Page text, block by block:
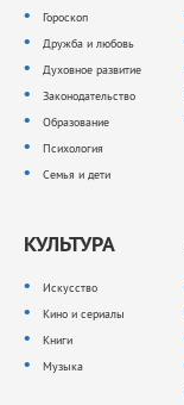
Гороскоп
Дружба и любовь
Духовное развитие
Законодательство
Образование
Психология
Семья и дети
КУЛЬТУРА
Искусство
Кино и сериалы
Книги
Музыка